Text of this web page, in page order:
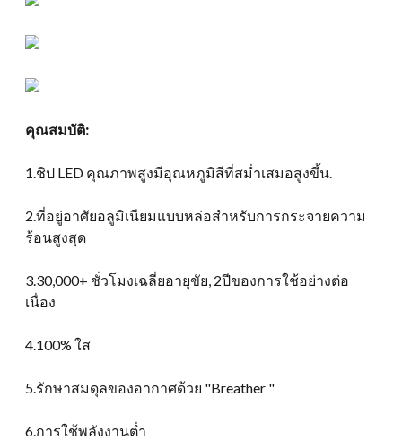
คุณสมบัติ:
1.ชิป LED คุณภาพสูงมีอุณหภูมิสีที่สม่ำเสมอสูงขึ้น.
2.ที่อยู่อาศัยอลูมิเนียมแบบหล่อสำหรับการกระจายความ
ร้อนสูงสุด
3.30,000+ ชั่วโมงเฉลี่ยอายุขัย, 2ปีของการใช้อย่างต่อ
เนื่อง
4.100% ใส
5.รักษาสมดุลของอากาศด้วย "Breather "
6.การใช้พลังงานต่ำ